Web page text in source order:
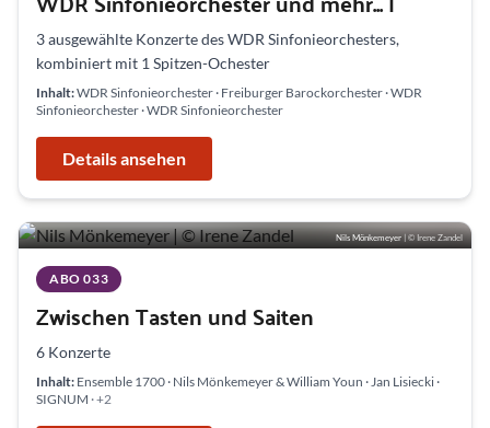
3 ausgewählte Konzerte des WDR Sinfonieorchesters,
kombiniert mit 1 Spitzen-Ochester
Inhalt:WDR Sinfonieorchester · Freiburger Barockorchester · WDR
Sinfonieorchester · WDR Sinfonieorchester
Details ansehen
Nils Mönkemeyer| © Irene Zandel
ABO 033
Zwischen Tasten und Saiten
6 Konzerte
Inhalt: Ensemble 1700 · Nils Mönkemeyer & William Youn · Jan Lisiecki ·
SIGNUM · +2